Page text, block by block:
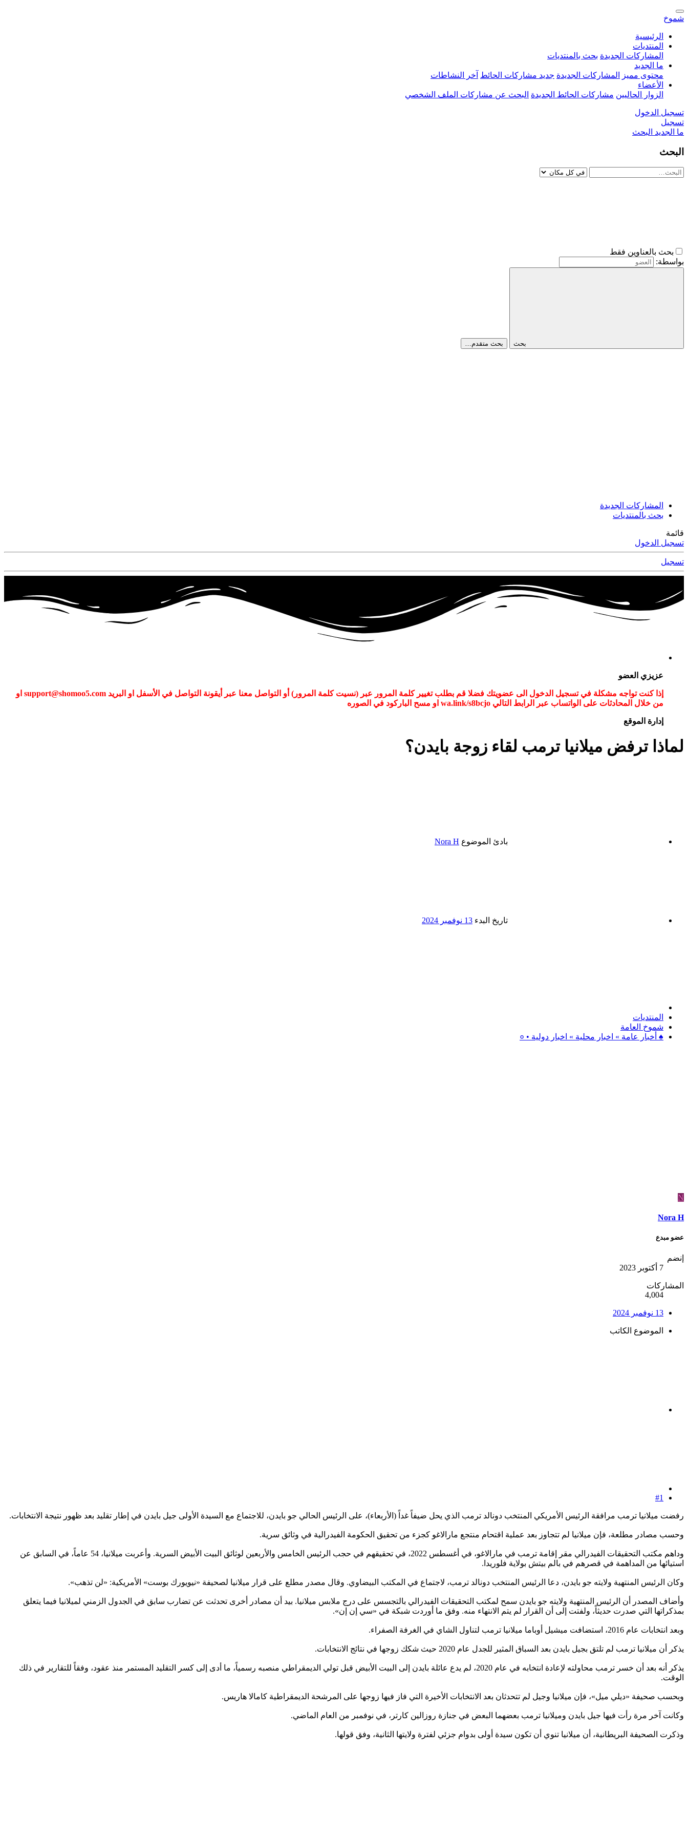
شموخ
الرئيسية
المنتديات
المشاركات الجديدة بحث بالمنتديات
ما الجديد
محتوى مميز
المشاركات الجديدة جديد مشاركات الحائط آخر النشاطات
الأعضاء
الزوار الحاليين مشاركات الحائط الجديدة البحث عن مشاركات الملف الشخصي
تسجيل الدخول
تسجيل
ما الجديد البحث
البحث
بحث بالعناوين فقط
بواسطة:
بحث بحث متقدم…
المشاركات الجديدة
بحث بالمنتديات
قائمة
تسجيل الدخول
تسجيل
عزيزي العضو
إذا كنت تواجه مشكلة في تسجيل الدخول الى عضويتك فضلا قم بطلب تغيير كلمة المرور عبر (نسيت كلمة المرور) أو التواصل معنا عبر أيقونة التواصل في الأسفل او البريد support@shomoo5.com او
من خلال المحادثات على الواتساب عبر الرابط التالي wa.link/s8bcjo او مسح الباركود في الصوره
إدارة الموقع
لماذا ترفض ميلانيا ترمب لقاء زوجة بايدن؟
بادئ الموضوع Nora H
تاريخ البدء 13 نوفمبر 2024
المنتديات
شموخ العامة
♠ أخبار عامة » اخبار محلية » اخبار دولية • ०
N
Nora H
عضو مبدع
إنضم
7 أكتوبر 2023
المشاركات
4,004
13 نوفمبر 2024
الموضوع الكاتب
#1
رفضت ميلانيا ترمب مرافقة الرئيس الأمريكي المنتخب دونالد ترمب الذي يحل ضيفاً غداً (الأربعاء)، على الرئيس الحالي جو بايدن، للاجتماع مع السيدة الأولى جيل بايدن في إطار تقليد بعد ظهور نتيجة الانتخابات.
وحسب مصادر مطلعة، فإن ميلانيا لم تتجاوز بعد عملية اقتحام منتجع مارالاغو كجزء من تحقيق الحكومة الفيدرالية في وثائق سرية.
وداهم مكتب التحقيقات الفيدرالي مقر إقامة ترمب في مارالاغو، في أغسطس 2022، في تحقيقهم في حجب الرئيس الخامس والأربعين لوثائق البيت الأبيض السرية. وأعربت ميلانيا، 54 عاماً، في السابق عن
استيائها من المداهمة في قصرهم في بالم بيتش بولاية فلوريدا.
وكان الرئيس المنتهية ولايته جو بايدن، دعا الرئيس المنتخب دونالد ترمب، لاجتماع في المكتب البيضاوي. وقال مصدر مطلع على قرار ميلانيا لصحيفة «نيويورك بوست» الأمريكية: «لن تذهب».
وأضاف المصدر أن الرئيس المنتهية ولايته جو بايدن سمح لمكتب التحقيقات الفيدرالي بالتجسس على درج ملابس ميلانيا. بيد أن مصادر أخرى تحدثت عن تضارب سابق في الجدول الزمني لميلانيا فيما يتعلق
بمذكراتها التي صدرت حديثاً، ولفتت إلى أن القرار لم يتم الانتهاء منه. وفق ما أوردت شبكة في «سي إن إن».
وبعد انتخابات عام 2016، استضافت ميشيل أوباما ميلانيا ترمب لتناول الشاي في الغرفة الصفراء.
يذكر أن ميلانيا ترمب لم تلتق بجيل بايدن بعد السباق المثير للجدل عام 2020 حيث شكك زوجها في نتائج الانتخابات.
يذكر أنه بعد أن خسر ترمب محاولته لإعادة انتخابه في عام 2020، لم يدع عائلة بايدن إلى البيت الأبيض قبل تولي الديمقراطي منصبه رسمياً، ما أدى إلى كسر التقليد المستمر منذ عقود، وفقاً للتقارير في ذلك
الوقت.
وبحسب صحيفة «ديلي ميل»، فإن ميلانيا وجيل لم تتحدثان بعد الانتخابات الأخيرة التي فاز فيها زوجها على المرشحة الديمقراطية كامالا هاريس.
وكانت آخر مرة رأت فيها جيل بايدن وميلانيا ترمب بعضهما البعض في جنازة روزالين كارتر، في نوفمبر من العام الماضي.
وذكرت الصحيفة البريطانية، أن ميلانيا تنوي أن تكون سيدة أولى بدوام جزئي لفترة ولايتها الثانية، وفق قولها.